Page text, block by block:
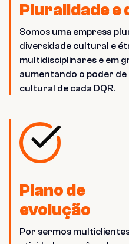
Pluralidade e
Somos uma empresa
diversidade cultural e
multidisciplinares e em
aumentando o poder
cultural de cada DQR.
Plano de
evolução
Por sermos